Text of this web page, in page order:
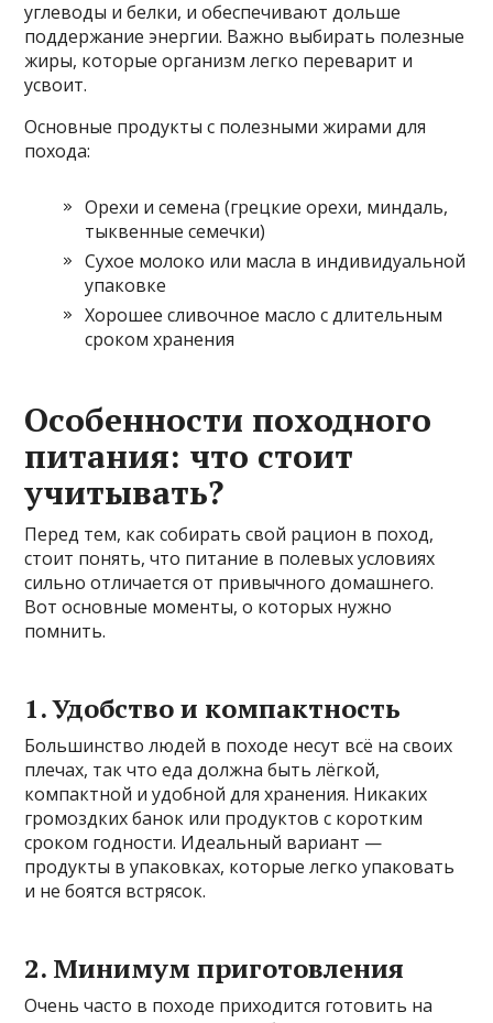
углеводы и белки, и обеспечивают дольше
поддержание энергии. Важно выбирать полезные
жиры, которые организм легко переварит и
усвоит.
Основные продукты с полезными жирами для
похода:
Орехи и семена (грецкие орехи, миндаль,
тыквенные семечки)
Сухое молоко или масла в индивидуальной
упаковке
Хорошее сливочное масло с длительным
сроком хранения
Особенности походного
питания: что стоит
учитывать?
Перед тем, как собирать свой рацион в поход,
стоит понять, что питание в полевых условиях
сильно отличается от привычного домашнего.
Вот основные моменты, о которых нужно
помнить.
1. Удобство и компактность
Большинство людей в походе несут всё на своих
плечах, так что еда должна быть лёгкой,
компактной и удобной для хранения. Никаких
громоздких банок или продуктов с коротким
сроком годности. Идеальный вариант —
продукты в упаковках, которые легко упаковать
и не боятся встрясок.
2. Минимум приготовления
Очень часто в походе приходится готовить на